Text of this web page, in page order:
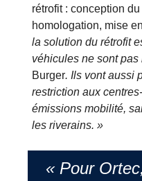
rétrofit : conception
homologation, mise
la solution du rétrofit
véhicules ne sont pas
Burger. Ils vont aussi
restriction aux
émissions mobilité,
les riverains. »
« Pour